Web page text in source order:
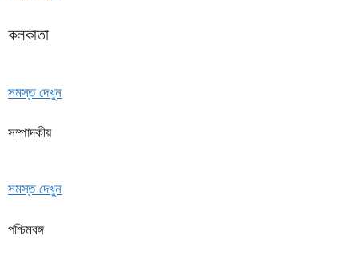
কলকাতা
সমস্ত দেখুন
সম্পাদকীয়
সমস্ত দেখুন
পশ্চিমবঙ্গ